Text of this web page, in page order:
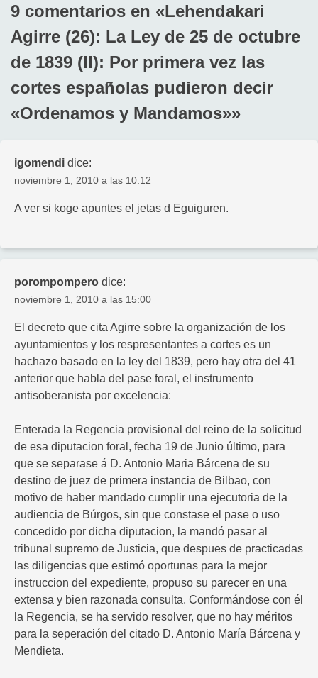
9 comentarios en «Lehendakari
Agirre (26): La Ley de 25 de octubre
de 1839 (II): Por primera vez las
cortes españolas pudieron decir
«Ordenamos y Mandamos»»
igomendi dice:
noviembre 1, 2010 a las 10:12
A ver si koge apuntes el jetas d Eguiguren.
porompompero dice:
noviembre 1, 2010 a las 15:00
El decreto que cita Agirre sobre la organización de los
ayuntamientos y los respresentantes a cortes es un
hachazo basado en la ley del 1839, pero hay otra del 41
anterior que habla del pase foral, el instrumento
antisoberanista por excelencia:
Enterada la Regencia provisional del reino de la solicitud
de esa diputacion foral, fecha 19 de Junio último, para
que se separase á D. Antonio Maria Bárcena de su
destino de juez de primera instancia de Bilbao, con
motivo de haber mandado cumplir una ejecutoria de la
audiencia de Búrgos, sin que constase el pase o uso
concedido por dicha diputacion, la mandó pasar al
tribunal supremo de Justicia, que despues de practicadas
las diligencias que estimó oportunas para la mejor
instruccion del expediente, propuso su parecer en una
extensa y bien razonada consulta. Conformándose con él
la Regencia, se ha servido resolver, que no hay méritos
para la seperación del citado D. Antonio María Bárcena y
Mendieta.